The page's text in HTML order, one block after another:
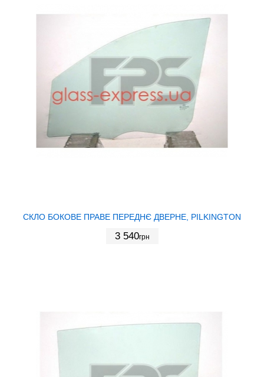
СКЛО БОКОВЕ ПРАВЕ ПЕРЕДНЄ ДВЕРНЕ, PILKINGTON
3 540грн